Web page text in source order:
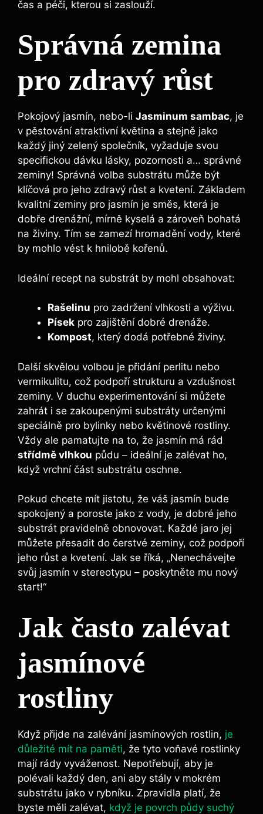
čas a péči, kterou si zaslouží.
Správná zemina
pro zdravý růst
Pokojový jasmín, nebo-li Jasminum sambac, je
v pěstování atraktivní květina a stejně jako
každý jiný zelený společník, vyžaduje svou
specifickou dávku lásky, pozornosti a… správné
zeminy! Správná volba substrátu může být
klíčová pro jeho zdravý růst a kvetení. Základem
kvalitní zeminy pro jasmín je směs, která je
dobře drenážní, mírně kyselá a zároveň bohatá
na živiny. Tím se zamezí hromadění vody, které
by mohlo vést k hnilobě kořenů.
Ideální recept na substrát by mohl obsahovat:
Rašelinu pro zadržení vlhkosti a výživu.
Písek pro zajištění dobré drenáže.
Kompost, který dodá potřebné živiny.
Další skvělou volbou je přidání perlitu nebo
vermikulitu, což podpoří strukturu a vzdušnost
zeminy. V duchu experimentování si můžete
zahrát i se zakoupenými substráty určenými
speciálně pro bylinky nebo květinové rostliny.
Vždy ale pamatujte na to, že jasmín má rád
střídmě vlhkou půdu – ideální je zalévat ho,
když vrchní část substrátu oschne.
Pokud chcete mít jistotu, že váš jasmín bude
spokojený a poroste jako z vody, je dobré jeho
substrát pravidelně obnovovat. Každé jaro jej
můžete přesadit do čerstvé zeminy, což podpoří
jeho růst a kvetení. Jak se říká, „Nenechávejte
svůj jasmín v stereotypu – poskytněte mu nový
start!“
Jak často zalévat
jasmínové
rostliny
Když přijde na zalévání jasmínových rostlin, je
důležité mít na paměti, že tyto voňavé rostlinky
mají rády vyváženost. Nepotřebují, aby je
polévali každý den, ani aby stály v mokrém
substrátu jako v rybníku. Zpravidla platí, že
byste měli zalévat, když je povrch půdy suchý